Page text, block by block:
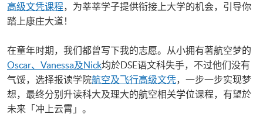
高级文凭课程，为莘莘学子提供衔接上大学的机会，引导你
踏上康庄大道！
在童年时期，我们都曾写下我的志愿。从小拥有著航空梦的
Oscar、Vanessa及Nick均於DSE语文科失手，不过他们没有
气馁，选择报读学院航空及飞行高级文凭，一步一步实现梦
想，最终分别升读科大及理大的航空相关学位课程，有望於
未来「冲上云霄」。